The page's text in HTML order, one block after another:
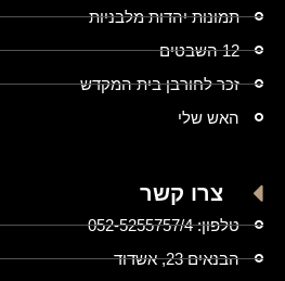
תמונות יהדות מלבניות
12 השבטים
זכר לחורבן בית המקדש
האש שלי
צרו קשר
טלפון: 052-5255757/4
הבנאים 23, אשדוד